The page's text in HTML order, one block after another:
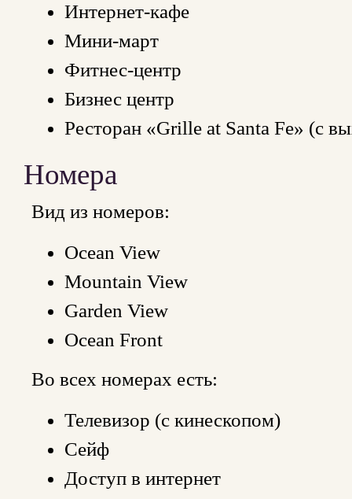
Интернет-кафе
Мини-март
Фитнес-центр
Бизнес центр
Ресторан «Grille at Santa Fe» (с
Номера
Вид из номеров:
Ocean View
Mountain View
Garden View
Ocean Front
Во всех номерах есть:
Телевизор (с кинескопом)
Сейф
Доступ в интернет